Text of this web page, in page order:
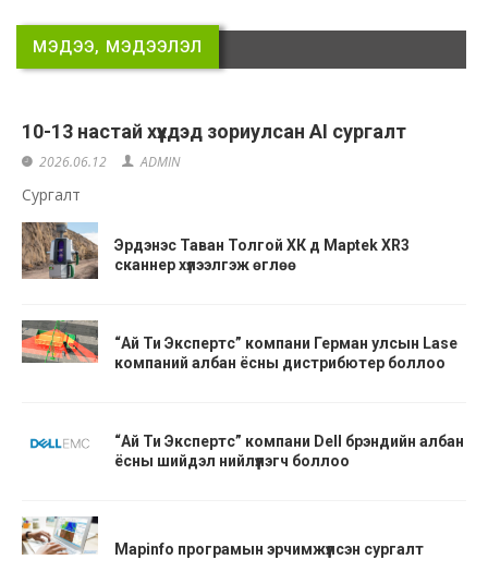
МЭДЭЭ, МЭДЭЭЛЭЛ
10-13 настай хүүхдэд зориулсан AI сургалт
2026.06.12 ADMIN
Сургалт
Эрдэнэс Таван Толгой ХК д Maptek XR3
сканнер хүлээлгэж өглөө
“Ай Ти Экспертс” компани Герман улсын Lase
компаний албан ёсны дистрибютер боллоо
“Ай Ти Экспертс” компани Dell брэндийн албан
ёсны шийдэл нийлүүлэгч боллоо
Маpinfo програмын эрчимжүүлсэн сургалт